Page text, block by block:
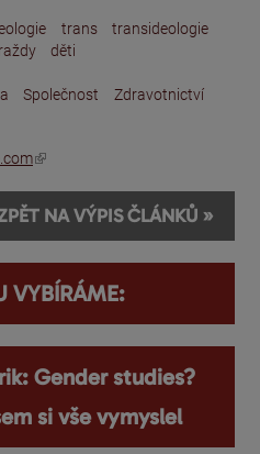
trans
transideologie
děti
Společnost Zdravotnictví
NA VÝPIS ČLÁNKŮ »
VYBÍRÁME:
Gender studies?
si vše vymyslel